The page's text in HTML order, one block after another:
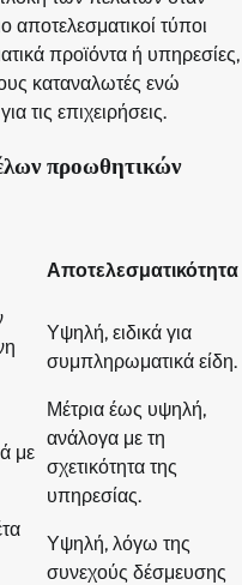
αποτελεσματικοί τύποι
προϊόντα ή υπηρεσίες,
καταναλωτές ενώ
τις επιχειρήσεις.
προωθητικών
Αποτελεσματικότητα
Υψηλή, ειδικά για
συμπληρωματικά είδη.
με
Μέτρια έως υψηλή,
ανάλογα με τη
σχετικότητα της
υπηρεσίας.
Υψηλή, λόγω της
συνεχούς δέσμευσης